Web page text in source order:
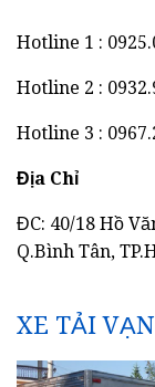
Hotline 1 :
Hotline 2 :
Hotline 3 :
Địa Chỉ
ĐC: 40/18 Hồ
Q.Bình Tân,
XE TẢI